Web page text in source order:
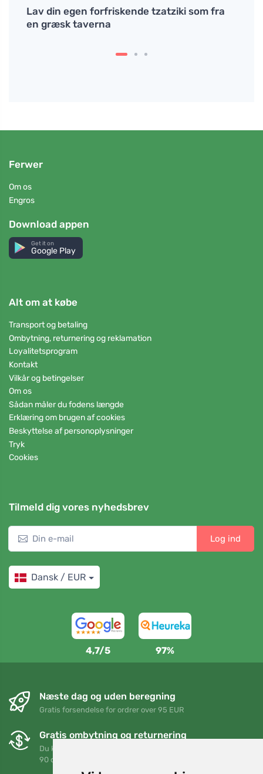
Lav din egen forfriskende tzatziki som fra
en græsk taverna
Ferwer
Om os
Engros
Download appen
Get it on
Google Play
Alt om at købe
Transport og betaling
Ombytning, returnering og reklamation
Loyalitetsprogram
Kontakt
Vilkår og betingelser
Om os
Sådan måler du fodens længde
Erklæring om brugen af cookies
Beskyttelse af personoplysninger
Tryk
Cookies
Tilmeld dig vores nyhedsbrev
Log ind
Dansk / EUR
4,7/5 97%
Næste dag og uden beregning
Gratis forsendelse for ordrer over 95 EUR
Gratis ombytning og returnering
Du kan returnere eller bytte din ordre når som helst inden for
90 dage